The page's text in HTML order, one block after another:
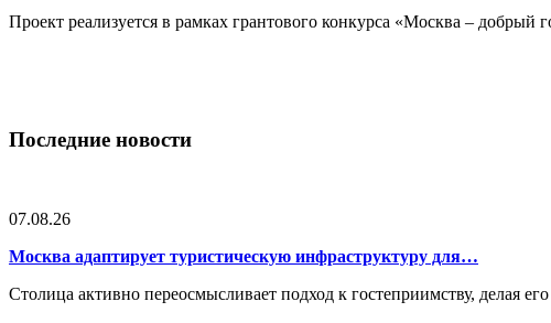
Проект реализуется в рамках грантового конкурса «Москва –
Последние новости
07.08.26
Москва адаптирует туристическую инфраструктуру для…
Столица активно переосмысливает подход к гостеприимству, делая